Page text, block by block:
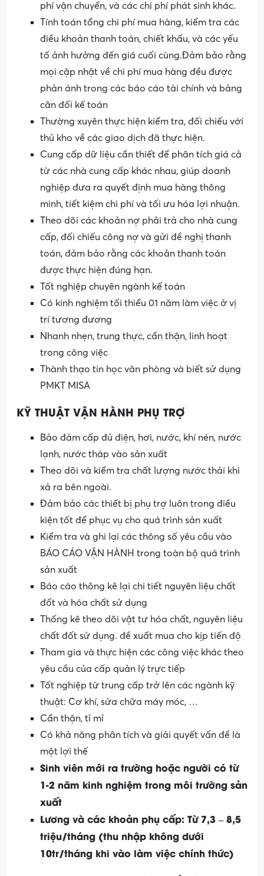
phí vận chuyển, và các chi phí phát sinh khác.
Tính toán tổng chi phí mua hàng, kiểm tra các
điều khoản thanh toán, chiết khấu, và các yếu
tố ảnh hưởng đến giá cuối cùng.Đảm bảo rằng
mọi cập nhật về chi phí mua hàng đều được
phản ánh trong các báo cáo tài chính và bảng
cân đối kế toán
Thường xuyên thực hiện kiểm tra, đối chiếu với
thủ kho về các giao dịch đã thực hiện.
Cung cấp dữ liệu cần thiết để phân tích giá cả
từ các nhà cung cấp khác nhau, giúp doanh
nghiệp đưa ra quyết định mua hàng thông
minh, tiết kiệm chi phí và tối ưu hóa lợi nhuận.
Theo dõi các khoản nợ phải trả cho nhà cung
cấp, đối chiếu công nợ và gửi đề nghị thanh
toán, đảm bảo rằng các khoản thanh toán
được thực hiện đúng hạn.
Tốt nghiệp chuyên ngành kế toán
Có kinh nghiệm tối thiểu 01 năm làm việc ở vị
trí tương đương
Nhanh nhẹn, trung thực, cẩn thận, linh hoạt
trong công việc
Thành thạo tin học văn phòng và biết sử dụng
PMKT MISA
KỸ THUẬT VẬN HÀNH PHỤ TRỢ
Bảo đảm cấp đủ điện, hơi, nước, khí nén, nước
lạnh, nước tháp vào sản xuất
Theo dõi và kiểm tra chất lượng nước thải khi
xả ra bên ngoài.
Đảm bảo các thiết bị phụ trợ luôn trong điều
kiện tốt để phục vụ cho quá trình sản xuất
Kiểm tra và ghi lại các thông số yêu cầu vào
BÁO CÁO VẬN HÀNH trong toàn bộ quá trình
sản xuất
Báo cáo thông kê lại chi tiết nguyên liệu chất
đốt và hóa chất sử dụng
Thống kê theo dõi vật tư hóa chất, nguyên liệu
chất đốt sử dụng. đề xuất mua cho kịp tiến độ
Tham gia và thực hiện các công việc khác theo
yêu cầu của cấp quản lý trực tiếp
Tốt nghiệp từ trung cấp trở lên các ngành kỹ
thuật: Cơ khí, sửa chữa máy móc, …
Cẩn thận, tỉ mỉ
Có khả năng phân tích và giải quyết vấn đề là
một lợi thế
Sinh viên mới ra trường hoặc người có từ
1-2 năm kinh nghiệm trong môi trường sản
xuất
Lương và các khoản phụ cấp: Từ 7,3 – 8,5
triệu/tháng (thu nhập không dưới
10tr/tháng khi vào làm việc chính thức)